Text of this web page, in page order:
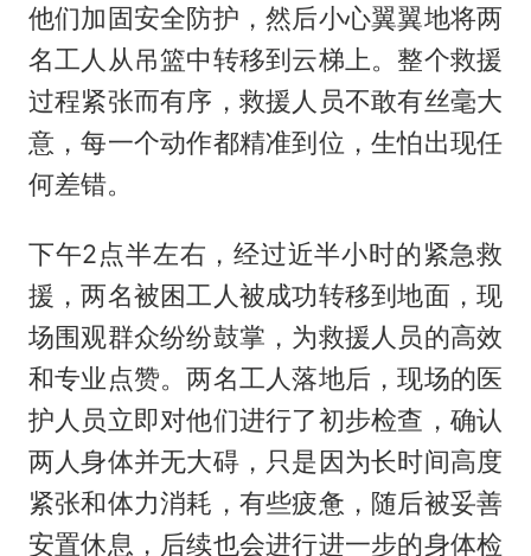
他们加固安全防护，然后小心翼翼地将两
名工人从吊篮中转移到云梯上。整个救援
过程紧张而有序，救援人员不敢有丝毫大
意，每一个动作都精准到位，生怕出现任
何差错。
下午2点半左右，经过近半小时的紧急救
援，两名被困工人被成功转移到地面，现
场围观群众纷纷鼓掌，为救援人员的高效
和专业点赞。两名工人落地后，现场的医
护人员立即对他们进行了初步检查，确认
两人身体并无大碍，只是因为长时间高度
紧张和体力消耗，有些疲惫，随后被妥善
安置休息，后续也会进行进一步的身体检